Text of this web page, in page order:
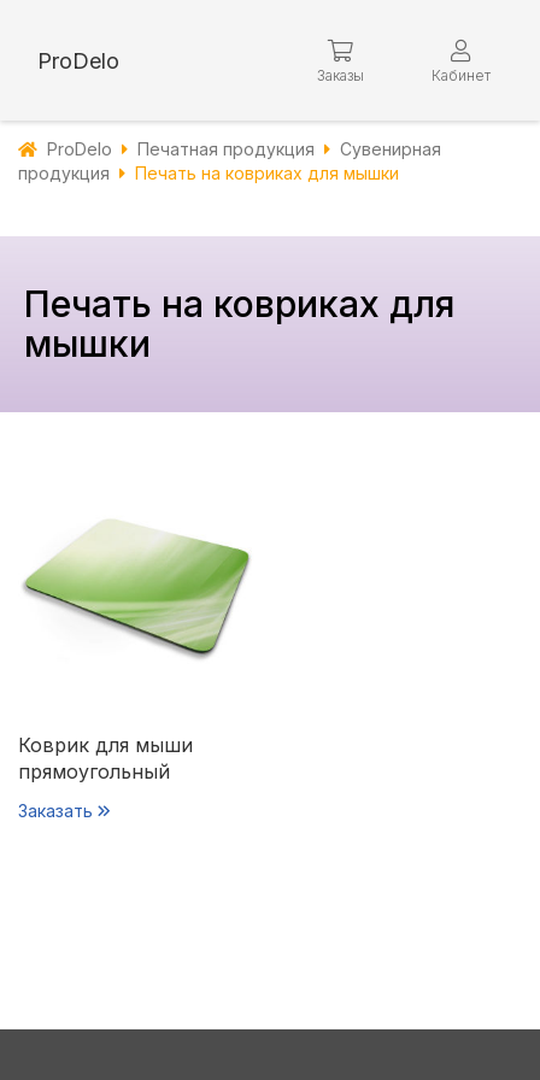
ProDelo
Заказы Кабинет
ProDelo Печатная продукция
Сувенирная
продукция
Печать на ковриках для мышки
Печать на ковриках для
мышки
Коврик для мыши
прямоугольный
Заказать